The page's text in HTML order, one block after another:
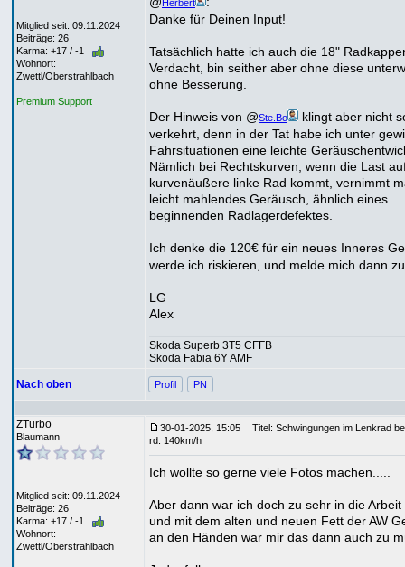
Mitglied seit: 09.11.2024
Beiträge: 26
Karma: +17 / -1
Wohnort:
Zwettl/Oberstrahlbach
Premium Support
Herbert
Danke für Deinen Input!
Tatsächlich hatte ich auch die 18"
Verdacht, bin seither aber ohne diese
ohne Besserung.
Der Hinweis von @Ste.Bo
klingt aber nicht
verkehrt, denn in der Tat habe ich unter
Fahrsituationen eine leichte
Nämlich bei Rechtskurven, wenn die Last
kurvenäußere linke Rad kommt, vernimmt
leicht mahlendes Geräusch, ähnlich eines
beginnenden Radlagerdefektes.
Ich denke die 120€ für ein neues Inneres
werde ich riskieren, und melde mich dann
LG
Alex
Skoda Superb 3T5 CFFB
Skoda Fabia 6Y AMF
Nach oben Profil PN
ZTurbo
Blaumann
Mitglied seit: 09.11.2024
Beiträge: 26
Karma: +17 / -1
Wohnort:
Zwettl/Oberstrahlbach
30-01-2025, 15:05
Titel: Schwingungen im Lenkrad
rd. 140km/h
Ich wollte so gerne viele Fotos machen.....
Aber dann war ich doch zu sehr in die Arbeit
und mit dem alten und neuen Fett der AW
an den Händen war mir das dann auch zu